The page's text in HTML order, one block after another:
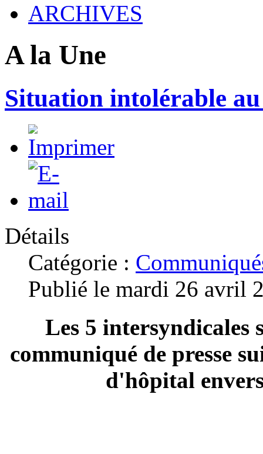
ARCHIVES
A la Une
Situation intolérable
Détails
Catégorie :
Publié le mardi 26 avril
Les 5 intersyndicales
communiqué de presse
d'hôpital